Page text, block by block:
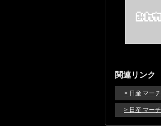
関連リンク
> 日産 マー
> 日産 マー